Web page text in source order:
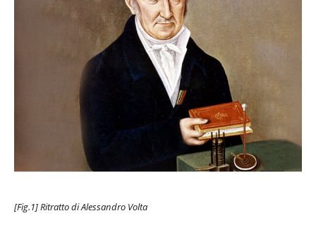
[Fig.1] Ritratto di Alessandro Volta